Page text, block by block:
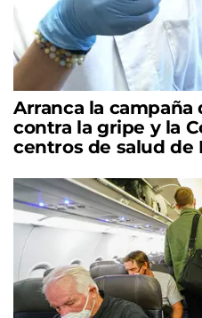
Arranca la campaña
contra la gripe y la
centros de salud de